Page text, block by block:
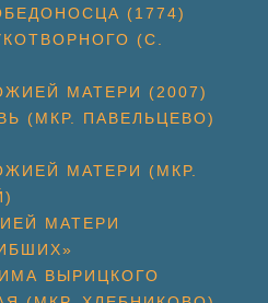
(1774)
(С.
МАТЕРИ (2007)
(МКР. ПАВЕЛЬЦЕВО)
МАТЕРИ (МКР.
МАТЕРИ
ВЫРИЦКОГО